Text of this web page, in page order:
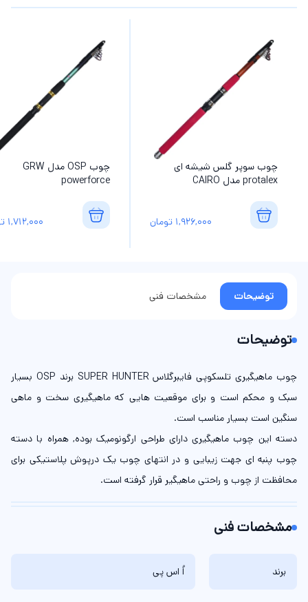
چوب سوپر گلس شیشه ای
protalex مدل CAIRO
1,926,000 تومان
چوب OSP مدل GRW
powerforce
1,712,000
توضیحات مشخصات فنی
توضیحات
چوب ماهیگیری تلسکوپی فایبرگلاس SUPER HUNTER برند OSP بسیار
سبک و محکم است و برای موقعیت هایی که ماهیگیری سخت و ماهی
سنگین است بسیار مناسب است.
دسته این چوب ماهیگیری دارای طراحی ارگونومیک بوده, همراه با دسته
چوب‌ پنبه‌ ‌ای جهت زیبایی و در انتهای چوب یک درپوش پلاستیکی برای
محافظت از چوب و راحتی ماهیگیر قرار گرفته است.
مشخصات فنی
برند اُ اس پی